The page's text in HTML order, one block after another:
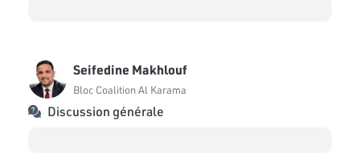
Seifedine Makhlouf
Bloc Coalition Al Karama
Discussion générale